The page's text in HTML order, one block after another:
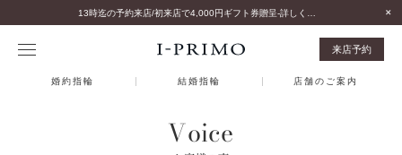
来店予約
婚約指輪 結婚指輪 店舗のご案内
Voice